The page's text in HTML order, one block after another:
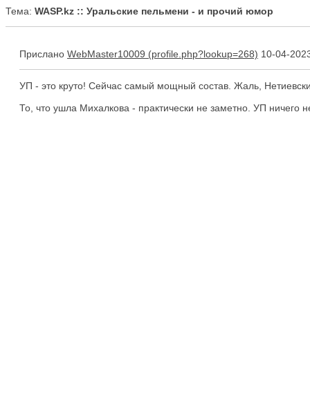
Тема: WASP.kz :: Уральские пельмени - и прочий юмор
Прислано WebMaster10009 10-04-
УП - это круто! Сейчас самый мощный состав. Жаль,
То, что ушла Михалкова - практически не заметно. УП ничего